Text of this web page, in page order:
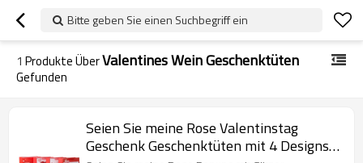
Bitte geben Sie einen Suchbegriff ein
1 Produkte ÜberValentines Wein Geschenktüten
Gefunden
Seien Sie meine Rose Valentinstag
Geschenk Geschenktüten mit 4 Designs